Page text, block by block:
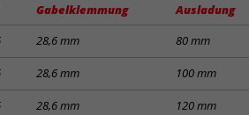
Gabelklemmung Ausladung
28,6 mm 80 mm
28,6 mm 100 mm
28,6 mm 120 mm